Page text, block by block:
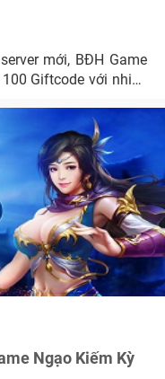
mới, BĐH Game
Giftcode với nhiều
Ngạo Kiếm Kỳ